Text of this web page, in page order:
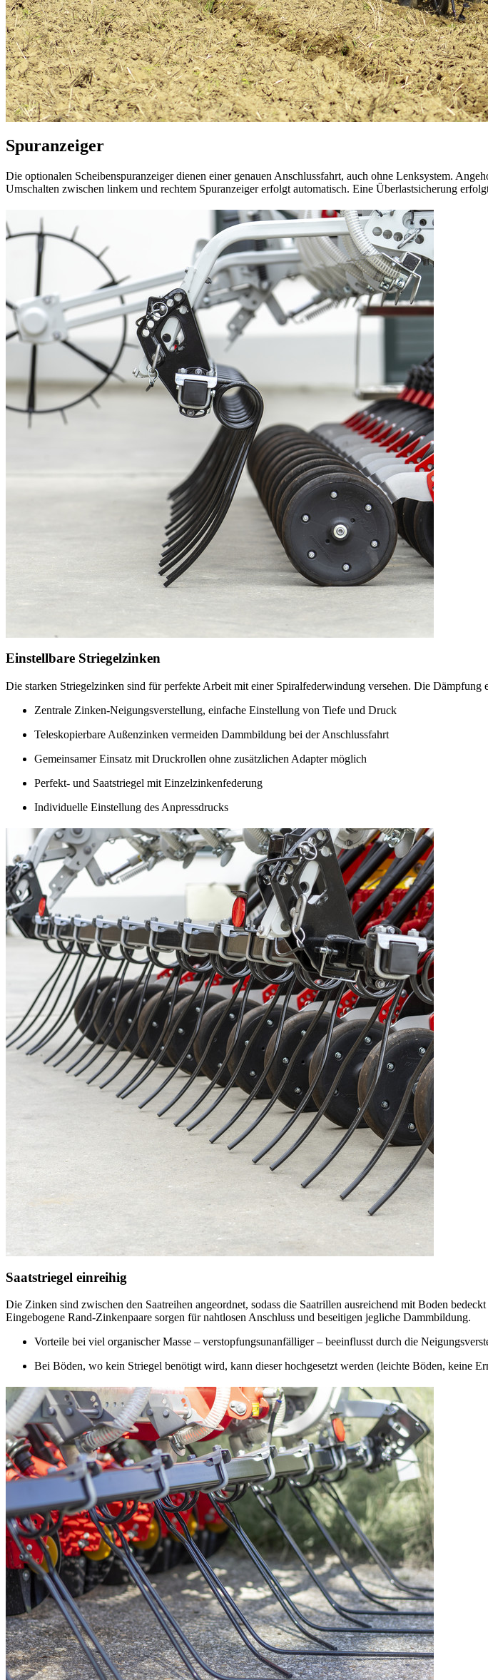
Spuranzeiger
Die optionalen Scheibenspuranzeiger dienen einer genauen Anschlussfahrt, auch ohne Lenksystem.
Umschalten zwischen linkem und rechtem Spuranzeiger erfolgt automatisch. Eine Überlastsicherung
Einstellbare Striegelzinken
Die starken Striegelzinken sind für perfekte Arbeit mit einer Spiral­federwindung versehen. Die
Zentrale Zinken-Neigungsverstellung, einfache Einstellung von Tiefe und Druck
Teleskopierbare Außenzinken vermeiden Dammbildung bei der Anschlussfahrt
Gemeinsamer Einsatz mit Druckrollen ohne zusätzlichen Adapter möglich
Perfekt- und Saatstriegel mit Einzelzinkenfederung
Individuelle Einstellung des Anpressdrucks
Saatstriegel einreihig
Die Zinken sind zwischen den Saatreihen angeordnet, sodass die Saatrillen ausreichend mit Boden
Eingebogene Rand-Zinkenpaare sorgen für nahtlosen Anschluss und beseitigen jegliche Dammbildung.
Vorteile bei viel organischer Masse – verstopfungsunanfälliger – beeinflusst durch die
Bei Böden, wo kein Striegel benötigt wird, kann dieser hochgesetzt werden (leichte Böden, keine